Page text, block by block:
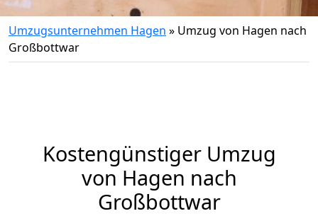
Umzugsunternehmen Hagen » Umzug von Hagen nach
Großbottwar
Kostengünstiger Umzug
von Hagen nach
Großbottwar